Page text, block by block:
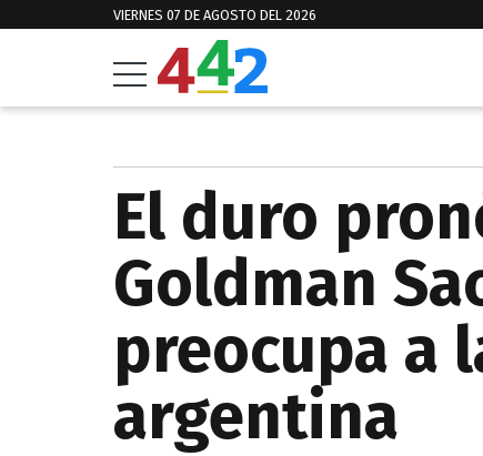
VIERNES 07 DE AGOSTO DEL 2026
El duro
Goldman
preocupa a
argentina